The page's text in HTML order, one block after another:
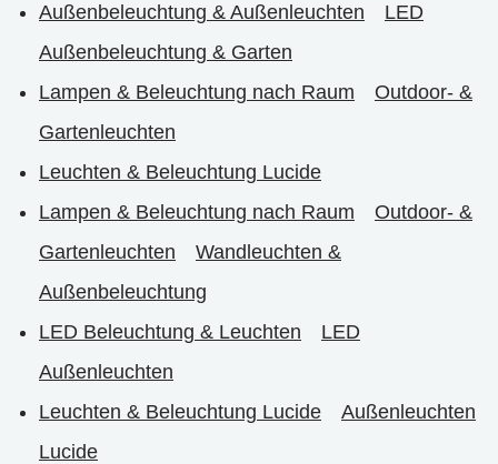
Außenbeleuchtung & Außenleuchten
LED
Außenbeleuchtung & Garten
Lampen & Beleuchtung nach Raum
Outdoor- &
Gartenleuchten
Leuchten & Beleuchtung Lucide
Lampen & Beleuchtung nach Raum
Outdoor- &
Gartenleuchten
Wandleuchten &
Außenbeleuchtung
LED Beleuchtung & Leuchten
LED
Außenleuchten
Leuchten & Beleuchtung Lucide
Außenleuchten
Lucide